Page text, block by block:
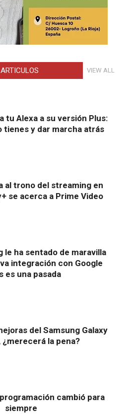
VIEW ALL
tu Alexa a su versión Plus:
tienes y dar marcha atrás
al trono del streaming en
se acerca a Prime Video
le ha sentado de maravilla
integración con Google
es una pasada
del Samsung Galaxy
¿merecerá la pena?
cambió para
siempre